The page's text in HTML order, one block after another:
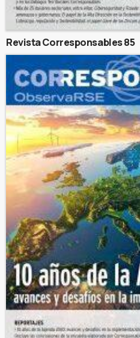
Revista Corresponsables 85